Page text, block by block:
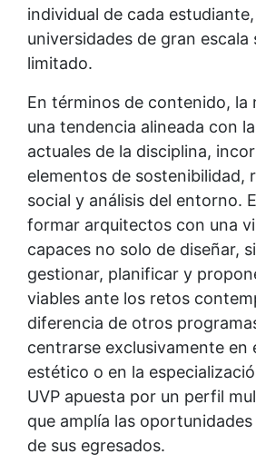
individual de cada
universidades de gran escala
limitado.
En términos de contenido, la
una tendencia alineada con
actuales de la disciplina,
elementos de sostenibilidad,
social y análisis del entorno.
formar arquitectos con una
capaces no solo de diseñar,
gestionar, planificar y
viables ante los retos
diferencia de otros
centrarse exclusivamente en
estético o en la
UVP apuesta por un perfil
que amplía las
de sus egresados.